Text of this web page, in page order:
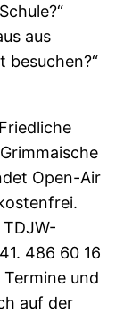
aus
besuchen?“
Open-Air
486 60 16
und
auf der